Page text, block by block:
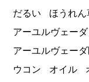
だるい
ほうれん
アーユルヴェーダ
アーユルヴェー
ウコン
オイル